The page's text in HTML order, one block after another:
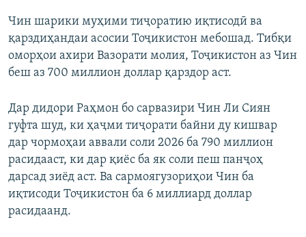
Чин шарики муҳими тиҷоратию иқтисодӣ ва
қарздиҳандаи асосии Тоҷикистон мебошад. Тибқи
оморҳои ахири Вазорати молия, Тоҷикистон аз Чин
беш аз 700 миллион доллар қарздор аст.
Дар дидори Раҳмон бо сарвазири Чин Ли Сиян
гуфта шуд, ки ҳаҷми тиҷорати байни ду кишвар
дар чормоҳаи аввали соли 2026 ба 790 миллион
расидааст, ки дар қиёс ба як соли пеш панҷоҳ
дарсад зиёд аст. Ва сармоягузориҳои Чин ба
иқтисоди Тоҷикистон ба 6 миллиард доллар
расидаанд.